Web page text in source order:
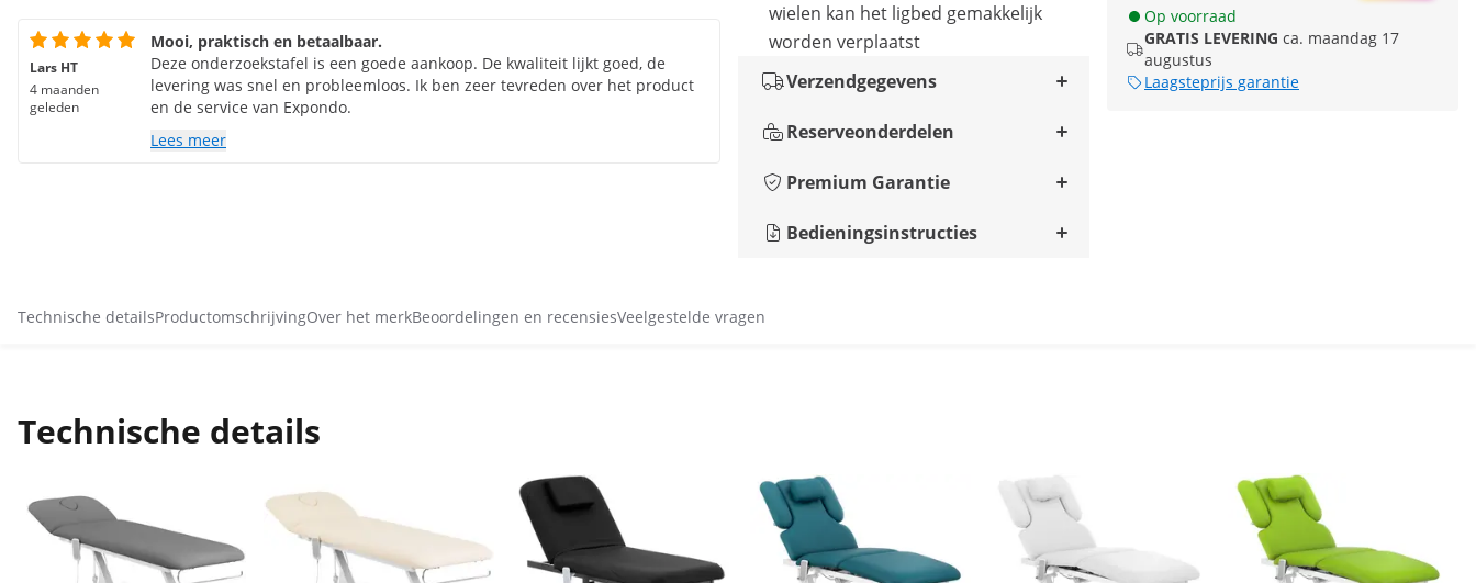
Op voorraad
GRATIS LEVERING ca. maandag 17
augustus
Laagsteprijs garantie
wielen kan het ligbed gemakkelijk
worden verplaatst
Verzendgegevens
Reserveonderdelen
Premium Garantie
Bedieningsinstructies
Lars HT
4 maanden
geleden
Mooi, praktisch en betaalbaar.
Deze onderzoekstafel is een goede aankoop. De kwaliteit lijkt goed, de
levering was snel en probleemloos. Ik ben zeer tevreden over het product
en de service van Expondo.
Lees meer
Technische detailsProductomschrijvingOver het merkBeoordelingen en recensiesVeelgestelde vragen
Technische details